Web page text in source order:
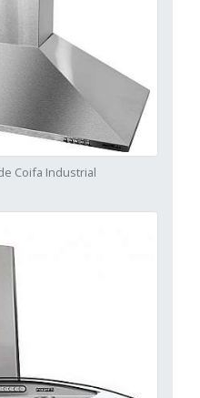
Coifa Industrial